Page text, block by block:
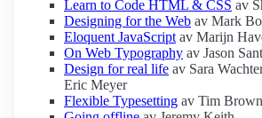
Learn to Code HTML & CSS av
Designing for the Web av Mark
Eloquent JavaScript av Marijn
On Web Typography av Jason
Design for real life av Sara
Eric Meyer
Flexible Typesetting av Tim Brown